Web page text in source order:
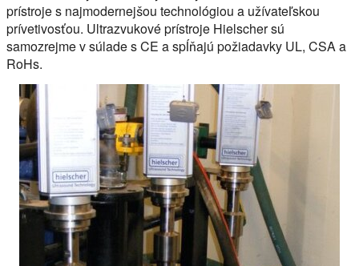
prístroje s najmodernejšou technológiou a užívateľskou
prívetivosťou. Ultrazvukové prístroje Hielscher sú
samozrejme v súlade s CE a spĺňajú požiadavky UL, CSA a
RoHs.